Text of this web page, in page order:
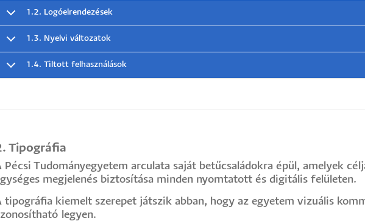
1.2. Logóelrendezések
1.3. Nyelvi változatok
1.4. Tiltott felhasználások
Tipográfia
Pécsi Tudományegyetem arculata saját betűcsaládokra épül, amelyek
megjelenés biztosítása minden nyomtatott és digitális felületen.
tipográfia kiemelt szerepet játszik abban, hogy az egyetem vizuális
legyen.